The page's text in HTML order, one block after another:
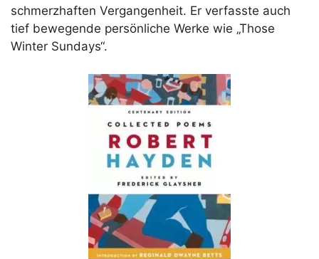
schmerzhaften Vergangenheit. Er verfasste auch
tief bewegende persönliche Werke wie „Those
Winter Sundays“.